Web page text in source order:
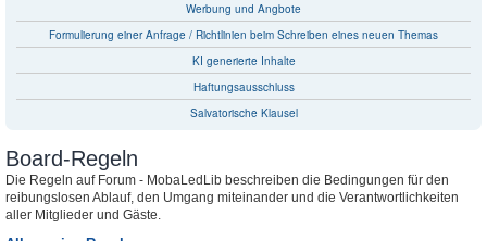
Werbung und Angbote
Formulierung einer Anfrage / Richtlinien beim Schreiben eines neuen Themas
KI generierte Inhalte
Haftungsausschluss
Salvatorische Klausel
Board-Regeln
Die Regeln auf Forum - MobaLedLib beschreiben die Bedingungen für den
reibungslosen Ablauf, den Umgang miteinander und die Verantwortlichkeiten
aller Mitglieder und Gäste.